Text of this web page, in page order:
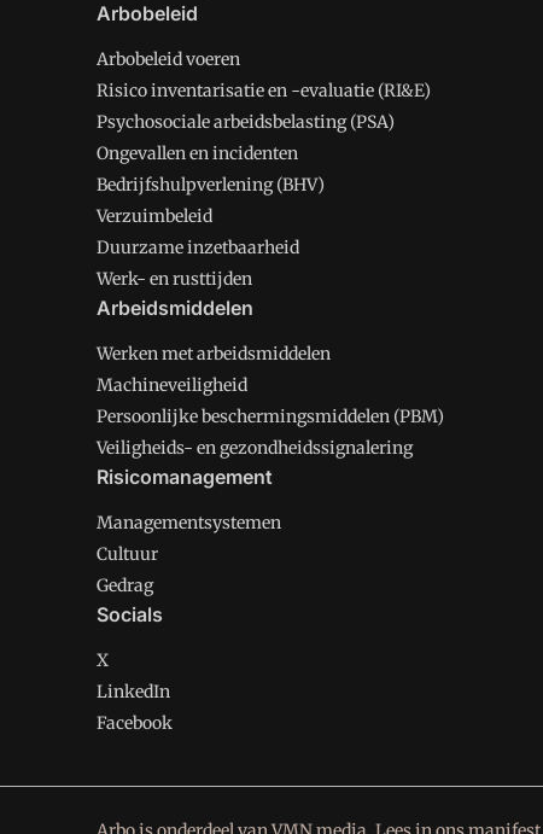
Arbobeleid
Arbobeleid voeren
Risico inventarisatie en -evaluatie (RI&E)
Psychosociale arbeidsbelasting (PSA)
Ongevallen en incidenten
Bedrijfshulpverlening (BHV)
Verzuimbeleid
Duurzame inzetbaarheid
Werk- en rusttijden
Arbeidsmiddelen
Werken met arbeidsmiddelen
Machineveiligheid
Persoonlijke beschermingsmiddelen (PBM)
Veiligheids- en gezondheidssignalering
Risicomanagement
Managementsystemen
Cultuur
Gedrag
Socials
X
LinkedIn
Facebook